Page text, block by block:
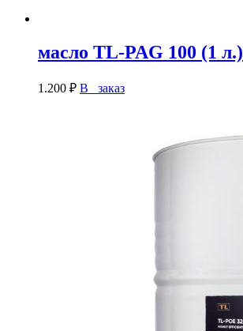
масло TL-PAG 100 (1 л.)
1.200 ₽ В заказ